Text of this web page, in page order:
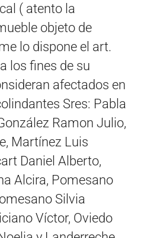
( atento la
objeto de
lo dispone el art.
los fines de su
afectados en
Sres: Pabla
Ramon Julio,
Martínez Luis
Daniel Alberto,
Alcira, Pomesano
Silvia
Víctor, Oviedo